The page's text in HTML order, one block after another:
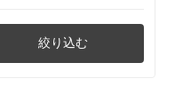
絞り込む